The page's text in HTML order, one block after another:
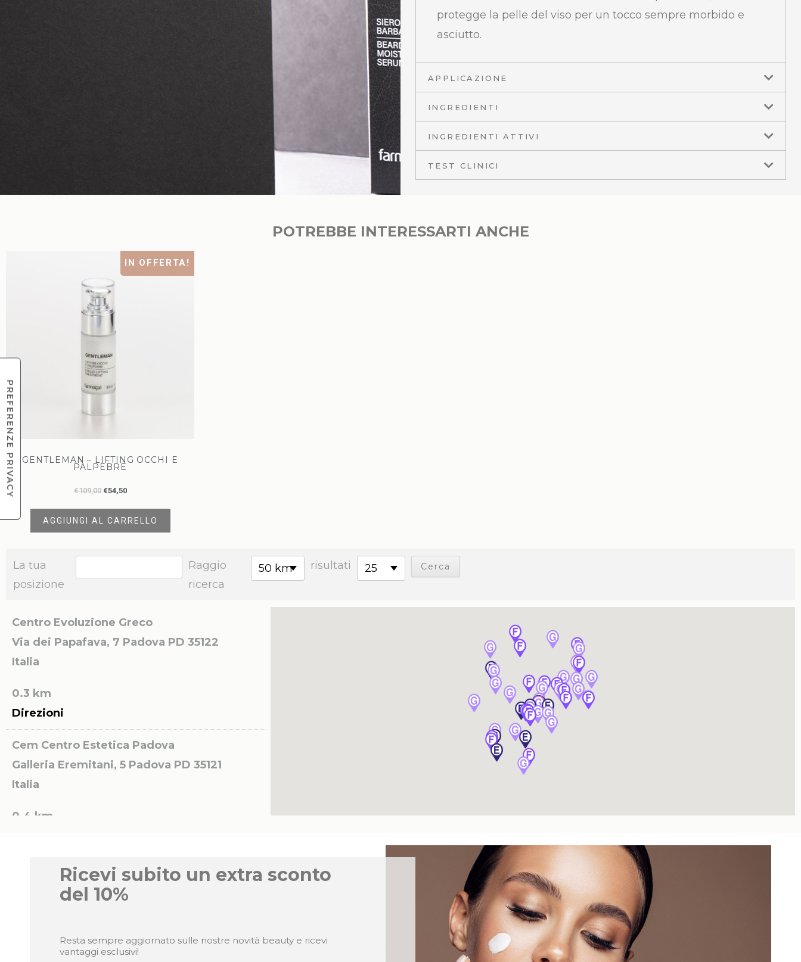
protegge la pelle del viso per un tocco sempre morbido e
asciutto.
APPLICAZIONE
INGREDIENTI
INGREDIENTI ATTIVI
TEST CLINICI
POTREBBE INTERESSARTI ANCHE
IN OFFERTA!
GENTLEMAN – LIFTING OCCHI E
PALPEBRE
€109,00 €54,50
AGGIUNGI AL CARRELLO
La tua
posizione
Raggio
ricerca
50 km risultati 25
Centro Evoluzione Greco
Via dei Papafava, 7 Padova PD 35122
Italia
0.3 km
Direzioni
Cem Centro Estetica Padova
Galleria Eremitani, 5 Padova PD 35121
Italia
0.4 km
Centro di Bellezza L’ESTETICA di Rossella
Dalle Fratte
http://www.lesteticapadova.it/
Ricevi subito un extra sconto
del 10%
Resta sempre aggiornato sulle nostre novità beauty e ricevi
vantaggi esclusivi!